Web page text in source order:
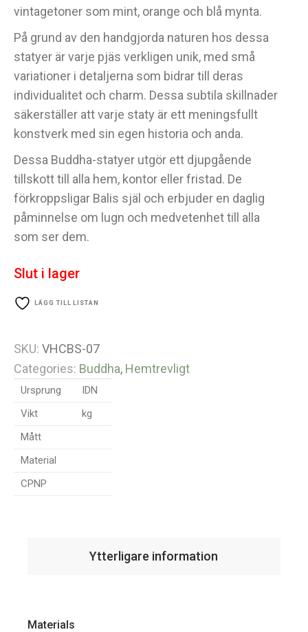
vintagetoner som mint, orange och blå mynta.
På grund av den handgjorda naturen hos dessa
statyer är varje pjäs verkligen unik, med små
variationer i detaljerna som bidrar till deras
individualitet och charm. Dessa subtila skillnader
säkerställer att varje staty är ett meningsfullt
konstverk med sin egen historia och anda.
Dessa Buddha-statyer utgör ett djupgående
tillskott till alla hem, kontor eller fristad. De
förkroppsligar Balis själ och erbjuder en daglig
påminnelse om lugn och medvetenhet till alla
som ser dem.
Slut i lager
LÄGG TILL LISTAN
SKU: VHCBS-07
Categories: Buddha, Hemtrevligt
Ursprung
IDN
Vikt
kg
Mått
Material
CPNP
Ytterligare information
Materials